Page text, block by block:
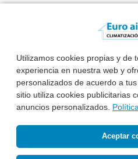
Utilizamos cookies propias y de
experiencia en nuestra web y
personalizados de acuerdo a
sitio utiliza cookies publicitarias
anuncios personalizados.
Aceptar
Otras Marcas